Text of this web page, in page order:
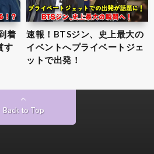
着
す
速報！BTSジン、史上最大の
イベントへプライベートジェ
ットで出発！
Back to Top